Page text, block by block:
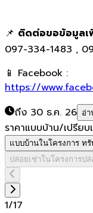
📌 ติดต่อขอข้อมูลเ
097-334-1483 ,
📱 Facebook :
https://
ถึง 30 ธ.ค. 26 อ่า
ราคาแบบบ้าน/เปรียบ
แบบบ้านในโครงการ ทรั
ปล่อยเช่าในโครงการปล่
1/17